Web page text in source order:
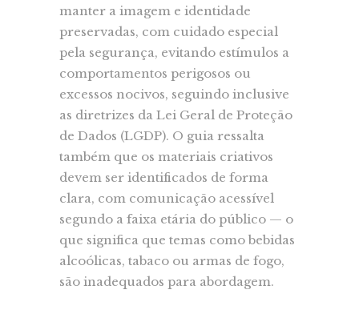
manter a imagem e identidade
preservadas, com cuidado especial
pela segurança, evitando estímulos a
comportamentos perigosos ou
excessos nocivos, seguindo inclusive
as diretrizes da Lei Geral de Proteção
de Dados (LGDP). O guia ressalta
também que os materiais criativos
devem ser identificados de forma
clara, com comunicação acessível
segundo a faixa etária do público — o
que significa que temas como bebidas
alcoólicas, tabaco ou armas de fogo,
são inadequados para abordagem.